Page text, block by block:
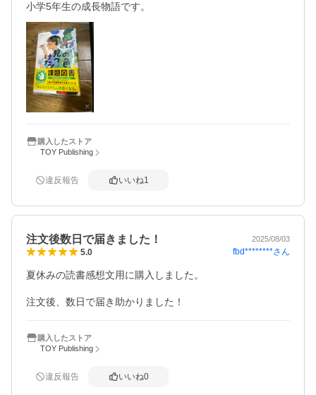
小学5年生の成長物語です。
購入したストア
TOY Publishing
違反報告 いいね1
注文後数日で届きました！ 2025/08/03
5.0 fbd********さん
夏休みの読書感想文用に購入しました。
注文後、数日で届き助かりました！
購入したストア
TOY Publishing
違反報告 いいね0